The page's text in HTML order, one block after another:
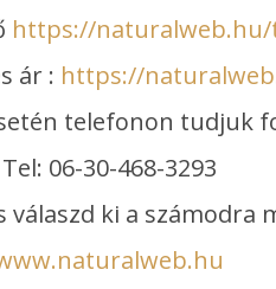
https://
ár : https://
telefonon tudjuk
Tel: 06-30-468-3293
ki a számodra